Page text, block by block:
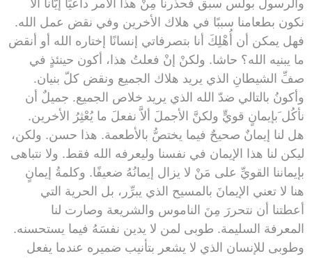
نكون بطعامنا سببًا في هلاك الأخرين وفي نقض عمل الله.
فهل يمكن أن أُهْلِكَ أنا بتصرفاتي إنسانًا إختاره الله أو أنقض
ما يبنيه الله؟ حاشا. ولكنْ إنْ فعلتُ هذا، أكون حينئذٍ في
صفِّ الشيطانِ الذي يريد هلاك الجميع ونقض كلّ بنيان.
وأكونُ بالتالي ضدّ الله الذي يريد خلاص الجميع. جميلٌ أن
نأكُل َبإيمانٍ قويٍّ ولكنَّ الأجملَ ألاَّ نفعلَ ما يُعْثِرُ الأخرين.
هل لنا إيمانٌ صحيحٌ فيما يختصُّ بالأطعمة. هذا حسن. ولكن،
ليكن لنا هذا الإيمان في نفسنا وليعرفه الله فقط. ولا نتباهى
بإيماننا القويِّ على مَنْ لا يزال إيمانُهُ ضعيفًا. وكلمةُ إيمانٍ
هنا لا تعني الإيمانَ بالمسيح الذي يبرِّر، بل الحرية التي
أعطتنا أن نتحررَ مِنَ الناموس والشريعة وصارت لنا
المعرفة السليمة. طوبى لمن لا يدين نفسَهُ فيما يستحسنه.
وطوبى للإنسان الذي لا يشعر بتأنيب ضميره عندما يفعل